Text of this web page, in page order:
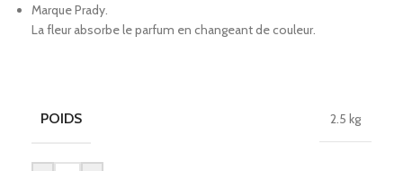
Marque Prady.
La fleur absorbe le parfum en changeant de couleur.
POIDS 2.5 kg